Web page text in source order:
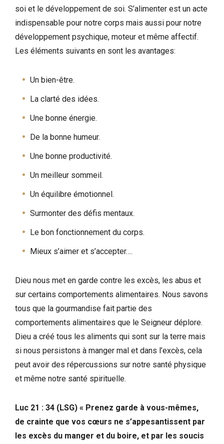
soi et le développement de soi. S’alimenter est un acte
indispensable pour notre corps mais aussi pour notre
développement psychique, moteur et même affectif.
Les éléments suivants en sont les avantages:
Un bien-être.
La clarté des idées.
Une bonne énergie.
De la bonne humeur.
Une bonne productivité.
Un meilleur sommeil.
Un équilibre émotionnel.
Surmonter des défis mentaux.
Le bon fonctionnement du corps.
Mieux s’aimer et s’accepter….
Dieu nous met en garde contre les excès, les abus et
sur certains comportements alimentaires. Nous savons
tous que la gourmandise fait partie des
comportements alimentaires que le Seigneur déplore.
Dieu a créé tous les aliments qui sont sur la terre mais
si nous persistons à manger mal et dans l’excès, cela
peut avoir des répercussions sur notre santé physique
et même notre santé spirituelle.
Luc 21 : 34 (LSG) « Prenez garde à vous-mêmes,
de crainte que vos cœurs ne s’appesantissent par
les excès du manger et du boire, et par les soucis